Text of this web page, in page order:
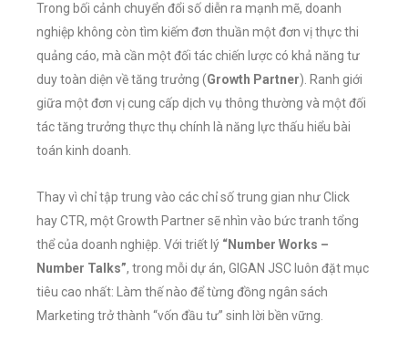
Trong bối cảnh chuyển đổi số diễn ra mạnh mẽ, doanh
nghiệp không còn tìm kiếm đơn thuần một đơn vị thực thi
quảng cáo, mà cần một đối tác chiến lược có khả năng tư
duy toàn diện về tăng trưởng (Growth Partner). Ranh giới
giữa một đơn vị cung cấp dịch vụ thông thường và một đối
tác tăng trưởng thực thụ chính là năng lực thấu hiểu bài
toán kinh doanh.
Thay vì chỉ tập trung vào các chỉ số trung gian như Click
hay CTR, một Growth Partner sẽ nhìn vào bức tranh tổng
thể của doanh nghiệp. Với triết lý “Number Works –
Number Talks”, trong mỗi dự án, GIGAN JSC luôn đặt mục
tiêu cao nhất: Làm thế nào để từng đồng ngân sách
Marketing trở thành “vốn đầu tư” sinh lời bền vững.